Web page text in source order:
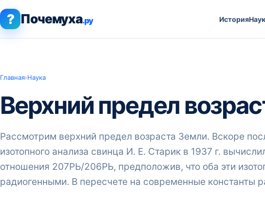
? Почемуха.ру История
Главная›Наука
Верхний предел
Рассмотрим верхний предел возраста Земли. Вскоре
изотопного анализа свинца И. Е. Старик в 1937 г.
отношения 207РЬ/206РЬ, предположив, что оба эти
радиогенными. В пересчете на современные константы